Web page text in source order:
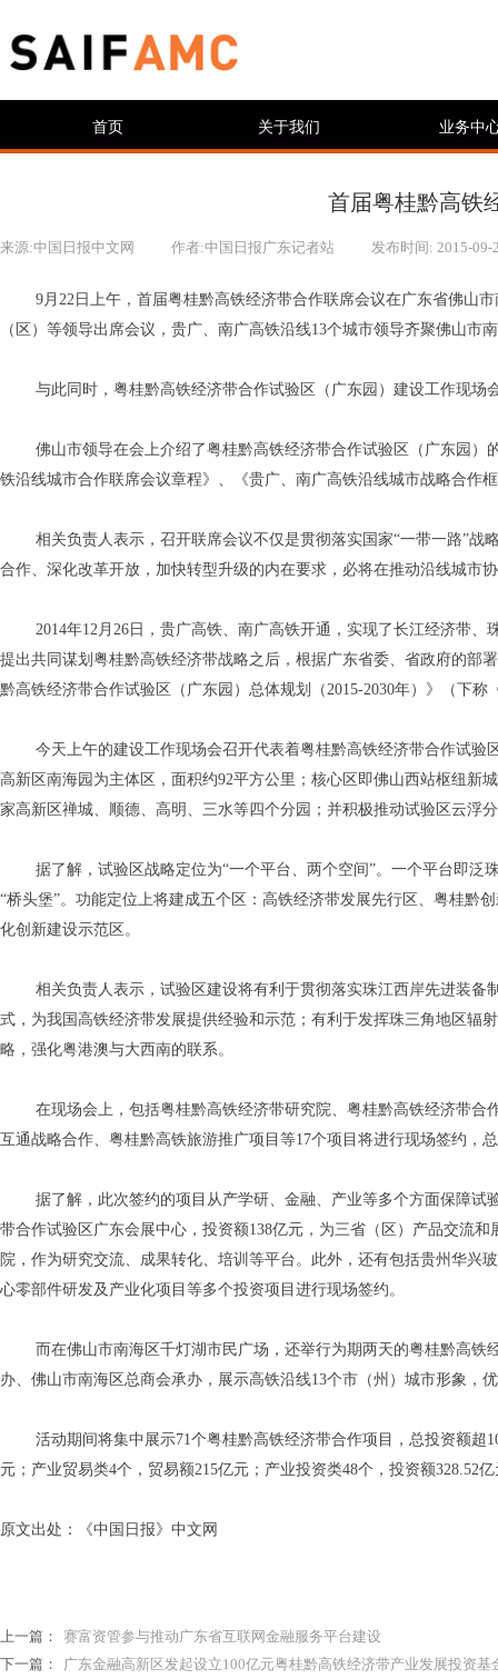
首页 关于我们 业务中
首届粤桂黔高铁
来源:中国日报中文网 作者:中国日报广东记者站 发布时间: 2015-09-
9月 22 日上午，首届粤桂黔高铁经济带合作联席会议在广东省佛山
（区）等领导出席会议，贵广、南广高铁沿线13个城市领导齐聚佛山市
与此同时，粤桂黔高铁经济带合作试验区（广东园）建设工作现
佛山市领导在会上介绍了粤桂黔高铁经济带合作试验区（广东园
铁沿线城市合作联席会议章程》、《贵广、南广高铁沿线城市战略合作
相关负责人表示，召开联席会议不仅是贯彻落实国家“一带一路”战
合作、深化改革开放，加快转型升级的内在要求，必将在推动沿线城市
2014年12月 26 日，贵广高铁、南广高铁开通，实现了长江经济带、
提出共同谋划粤桂黔高铁经济带战略之后，根据广东省委、省政府的部
黔高铁经济带合作试验区（广东园）总体规划（2015-2030年）》（下称
今天上午的建设工作现场会召开代表着粤桂黔高铁经济带合作试验
高新区南海园为主体区，面积约92平方公里；核心区即佛山西站枢纽新
家高新区禅城、顺德、高明、三水等四个分园；并积极推动试验区云浮
据了解，试验区战略定位为“一个平台、两个空间”。一个平台即泛
“桥头堡”。功能定位上将建成五个区：高铁经济带发展先行区、粤桂黔
化创新建设示范区。
相关负责人表示，试验区建设将有利于贯彻落实珠江西岸先进装
式，为我国高铁经济带发展提供经验和示范；有利于发挥珠三角地区辐
略，强化粤港澳与大西南的联系。
在现场会上，包括粤桂黔高铁经济带研究院、粤桂黔高铁经济带
互通战略合作、粤桂黔高铁旅游推广项目等17个项目将进行现场签约，
据了解，此次签约的项目从产学研、金融、产业等多个方面保障
带合作试验区广东会展中心，投资额138亿元，为三省（区）产品交流和
院，作为研究交流、成果转化、培训等平台。此外，还有包括贵州华兴
心零部件研发及产业化项目等多个投资项目进行现场签约。
而在佛山市南海区千灯湖市民广场，还举行为期两天的粤桂黔高
办、佛山市南海区总商会承办，展示高铁沿线13个市（州）城市形象，
活动期间将集中展示71个粤桂黔高铁经济带合作项目，总投资额超
元；产业贸易类4个，贸易额215亿元；产业投资类48个，投资额328.52亿
原文出处： 《中国日报》中文网
上一篇：
赛富资管参与推动广东省互联网金融服务平台建设
下一篇：
广东金融高新区发起设立100亿元粤桂黔高铁经济带产业发展投资基